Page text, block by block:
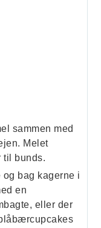
sammen med
Melet
til bunds.
bag kagerne i
en
eller der